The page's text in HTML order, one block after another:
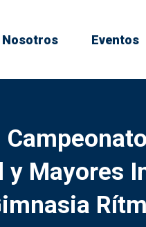
Nosotros Eventos
y Mayores